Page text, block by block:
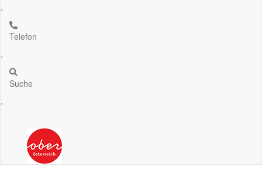
.
Telefon
.
Suche
.